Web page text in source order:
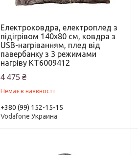
Електроковдра, електроплед з
підігрівом 140х80 см, ковдра з
USB-нагріванням, плед від
павербанку з 3 режимами
нагріву KT6009412
4 475 ₴
Немає в наявності
+380 (99) 152-15-15
Vodafone Украина